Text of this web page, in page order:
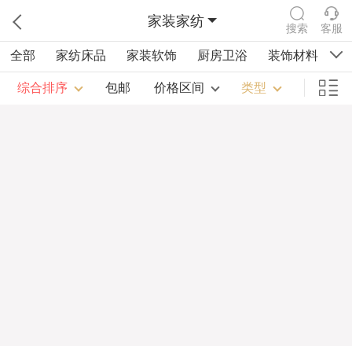
家装家纺 搜索 客服
全部 家纺床品 家装软饰 厨房卫浴 装饰材料
综合排序 包邮 价格区间 类型